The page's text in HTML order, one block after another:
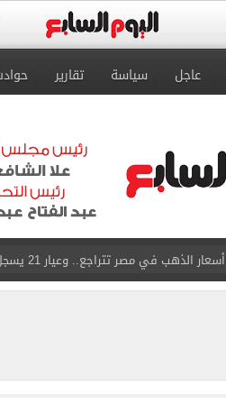
عاجل سياسة تقارير
أسعار الذهب في مصر تتراجع.. وعيار 21 يسجل هذا الرقم
7 قتلى و15 مصابا بإطلاق نار داخل مدرسة فى تايلاند
محمود حميدة يحتفل بزفاف ابنته ويرقص